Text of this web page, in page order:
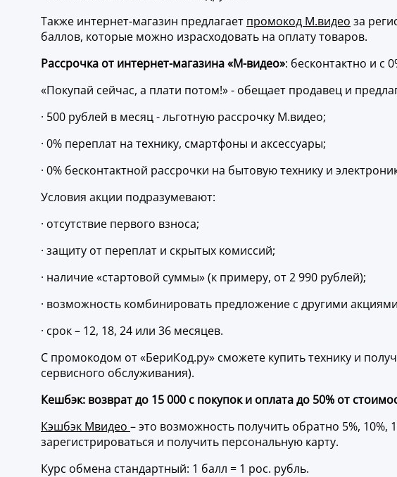
Также интернет-магазин предлагает промокод М.видео за
баллов, которые можно израсходовать на оплату товаров.
Рассрочка от интернет-магазина «М-видео»: бесконтактно и с
«Покупай сейчас, а плати потом!» - обещает продавец и
· 500 рублей в месяц - льготную рассрочку М.видео;
· 0% переплат на технику, смартфоны и аксессуары;
· 0% бесконтактной рассрочки на бытовую технику и
Условия акции подразумевают:
· отсутствие первого взноса;
· защиту от переплат и скрытых комиссий;
· наличие «стартовой суммы» (к примеру, от 2 990 рублей);
· возможность комбинировать предложение с другими
· срок – 12, 18, 24 или 36 месяцев.
С промокодом от «БериКод.ру» сможете купить технику и
сервисного обслуживания).
Кешбэк: возврат до 15 000 с покупок и оплата до 50% от
Кэшбэк Мвидео – это возможность получить обратно 5%,
зарегистрироваться и получить персональную карту.
Курс обмена стандартный: 1 балл = 1 рос. рубль.